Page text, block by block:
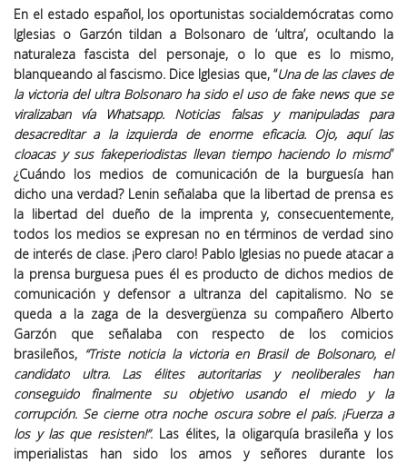
En el estado español, los oportunistas socialdemócratas como
Iglesias o Garzón tildan a Bolsonaro de ‘ultra’, ocultando la
naturaleza fascista del personaje, o lo que es lo mismo,
blanqueando al fascismo. Dice Iglesias que, “Una de las claves de
la victoria del ultra Bolsonaro ha sido el uso de fake news que se
viralizaban vía Whatsapp. Noticias falsas y manipuladas para
desacreditar a la izquierda de enorme eficacia. Ojo, aquí las
cloacas y sus fakeperiodistas llevan tiempo haciendo lo mismo”
¿Cuándo los medios de comunicación de la burguesía han
dicho una verdad? Lenin señalaba que la libertad de prensa es
la libertad del dueño de la imprenta y, consecuentemente,
todos los medios se expresan no en términos de verdad sino
de interés de clase. ¡Pero claro! Pablo Iglesias no puede atacar a
la prensa burguesa pues él es producto de dichos medios de
comunicación y defensor a ultranza del capitalismo. No se
queda a la zaga de la desvergüenza su compañero Alberto
Garzón que señalaba con respecto de los comicios
brasileños, “Triste noticia la victoria en Brasil de Bolsonaro, el
candidato ultra. Las élites autoritarias y neoliberales han
conseguido finalmente su objetivo usando el miedo y la
corrupción. Se cierne otra noche oscura sobre el país. ¡Fuerza a
los y las que resisten!”. Las élites, la oligarquía brasileña y los
imperialistas han sido los amos y señores durante los